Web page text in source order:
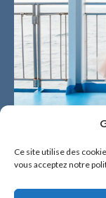
Ce site utilise des
vous acceptez notre